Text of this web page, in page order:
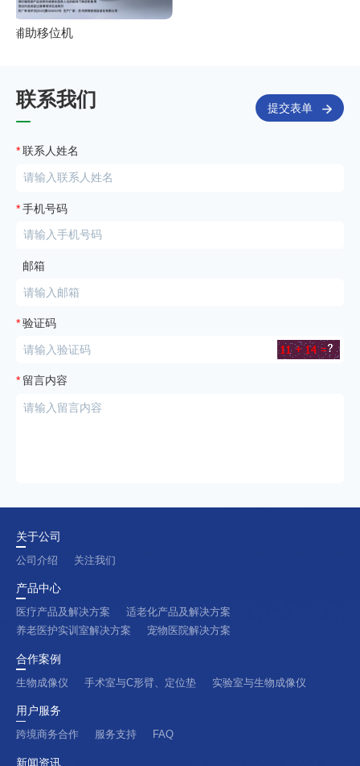
辅助移位机
联系我们 提交表单
* 联系人姓名
* 手机号码
邮箱
* 验证码
* 留言内容
关于公司
公司介绍
关注我们
产品中心
医疗产品及解决方案
适老化产品及解决方案
养老医护实训室解决方案
宠物医院解决方案
合作案例
生物成像仪
手术室与C形臂、定位垫 实验室与生物成像仪
用户服务
跨境商务合作
服务支持 FAQ
新闻资讯